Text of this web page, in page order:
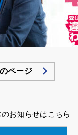
ページ
お知らせはこちら